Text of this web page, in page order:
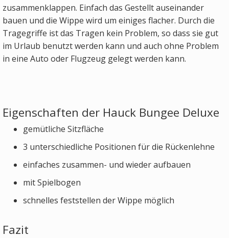
zusammenklappen. Einfach das Gestellt auseinander
bauen und die Wippe wird um einiges flacher. Durch die
Tragegriffe ist das Tragen kein Problem, so dass sie gut
im Urlaub benutzt werden kann und auch ohne Problem
in eine Auto oder Flugzeug gelegt werden kann.
Eigenschaften der Hauck Bungee Deluxe
gemütliche Sitzfläche
3 unterschiedliche Positionen für die Rückenlehne
einfaches zusammen- und wieder aufbauen
mit Spielbogen
schnelles feststellen der Wippe möglich
Fazit